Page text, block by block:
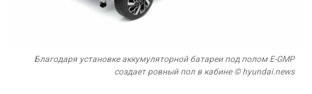
Благодаря установке аккумуляторной батареи под полом E-GMP
создает ровный пол в кабине © hyundai.news